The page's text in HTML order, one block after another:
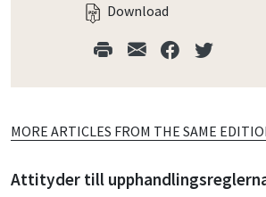
Download
MORE ARTICLES FROM THE SAME
Attityder till